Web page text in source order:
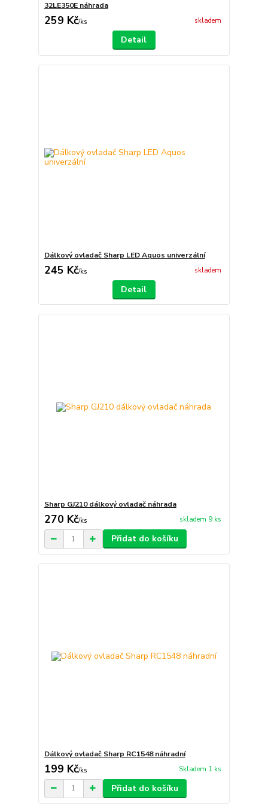
32LE350E náhrada
259 Kč/ks skladem
Detail
Dálkový ovladač Sharp LED Aquos univerzální
245 Kč/ks skladem
Detail
Sharp GJ210 dálkový ovladač náhrada
270 Kč/ks skladem 9 ks
Přidat do košíku
Dálkový ovladač Sharp RC1548 náhradní
199 Kč/ks Skladem 1 ks
Přidat do košíku